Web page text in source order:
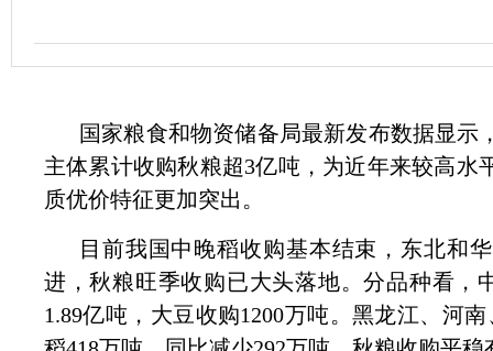
国家粮食和物资储备局最新发布数据显示
主体累计收购秋粮超3亿吨，为近年来较高水
质优价特征更加突出。
目前我国中晚稻收购基本结束，东北和
进，秋粮旺季收购已大头落地。分品种看，
1.89亿吨，大豆收购1200万吨。黑龙江、河